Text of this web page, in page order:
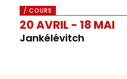
/ COURS
20 AVRIL - 18 MAI
Jankélévitch